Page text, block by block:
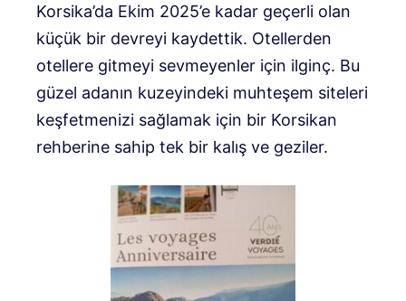
Korsika’da Ekim 2025’e kadar geçerli olan
küçük bir devreyi kaydettik. Otellerden
otellere gitmeyi sevmeyenler için ilginç. Bu
güzel adanın kuzeyindeki muhteşem siteleri
keşfetmenizi sağlamak için bir Korsikan
rehberine sahip tek bir kalış ve geziler.